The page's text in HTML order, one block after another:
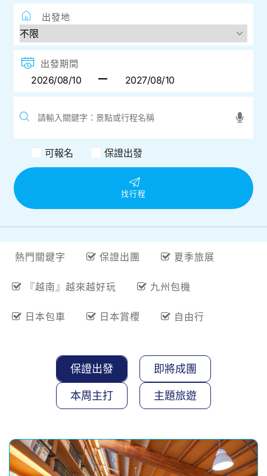
出發地
出發期間
可報名 保證出發
找行程
熱門關鍵字 保證出團 夏季旅展
『越南』越來越好玩 九州包機
日本包車 日本賞櫻 自由行
保證出發 即將成團
本周主打 主題旅遊